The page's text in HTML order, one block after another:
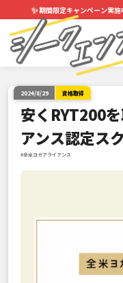
✨期間限定キャンペーン実施
2024/8/29 資格取得
安くRYT200
アンス認定ス
#全米ヨガアライアンス